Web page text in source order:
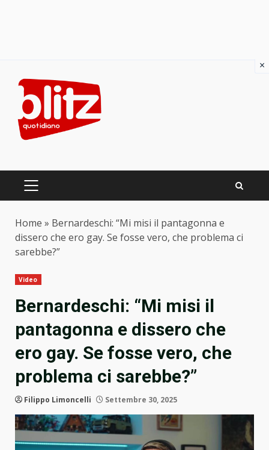
content
PRIMARY
Home » Bernardeschi: “Mi misi il pantagonna e
dissero che ero gay. Se fosse vero, che problema ci
sarebbe?”
Video
Bernardeschi: “Mi misi il
pantagonna e dissero che
ero gay. Se fosse vero, che
problema ci sarebbe?”
Filippo Limoncelli Settembre 30, 2025
×